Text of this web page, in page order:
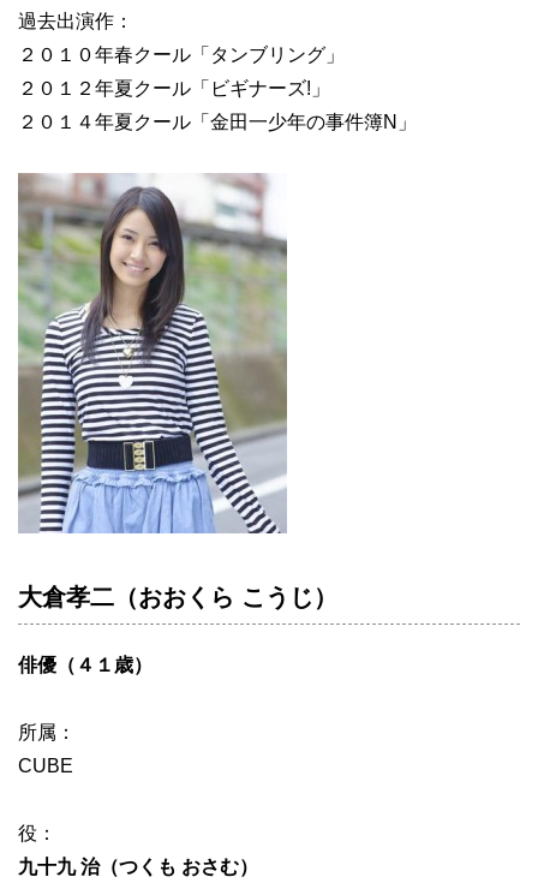
過去出演作：
２０１０年春クール「タンブリング」
２０１２年夏クール「ビギナーズ!」
２０１４年夏クール「金田一少年の事件簿N」
大倉孝二（おおくら こうじ）
俳優（４１歳）
所属：
CUBE
役：
九十九 治（つくも おさむ）